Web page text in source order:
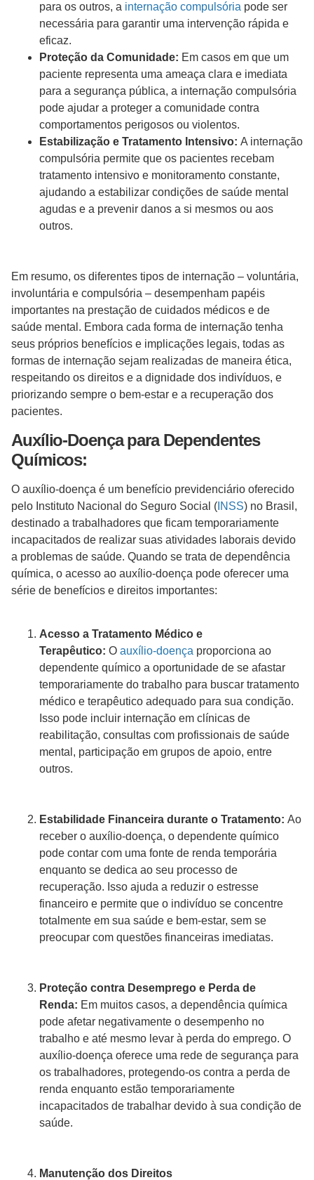
para os outros, a internação compulsória pode ser
necessária para garantir uma intervenção rápida e
eficaz.
Proteção da Comunidade: Em casos em que um
paciente representa uma ameaça clara e imediata
para a segurança pública, a internação compulsória
pode ajudar a proteger a comunidade contra
comportamentos perigosos ou violentos.
Estabilização e Tratamento Intensivo: A internação
compulsória permite que os pacientes recebam
tratamento intensivo e monitoramento constante,
ajudando a estabilizar condições de saúde mental
agudas e a prevenir danos a si mesmos ou aos
outros.
Em resumo, os diferentes tipos de internação – voluntária,
involuntária e compulsória – desempenham papéis
importantes na prestação de cuidados médicos e de
saúde mental. Embora cada forma de internação tenha
seus próprios benefícios e implicações legais, todas as
formas de internação sejam realizadas de maneira ética,
respeitando os direitos e a dignidade dos indivíduos, e
priorizando sempre o bem-estar e a recuperação dos
pacientes.
Auxílio-Doença para Dependentes
Químicos:
O auxílio-doença é um benefício previdenciário oferecido
pelo Instituto Nacional do Seguro Social ( INSS) no Brasil,
destinado a trabalhadores que ficam temporariamente
incapacitados de realizar suas atividades laborais devido
a problemas de saúde. Quando se trata de dependência
química, o acesso ao auxílio-doença pode oferecer uma
série de benefícios e direitos importantes:
Acesso a Tratamento Médico e
Terapêutico: O auxílio-doença proporciona ao
dependente químico a oportunidade de se afastar
temporariamente do trabalho para buscar tratamento
médico e terapêutico adequado para sua condição.
Isso pode incluir internação em clínicas de
reabilitação, consultas com profissionais de saúde
mental, participação em grupos de apoio, entre
outros.
Estabilidade Financeira durante o Tratamento: Ao
receber o auxílio-doença, o dependente químico
pode contar com uma fonte de renda temporária
enquanto se dedica ao seu processo de
recuperação. Isso ajuda a reduzir o estresse
financeiro e permite que o indivíduo se concentre
totalmente em sua saúde e bem-estar, sem se
preocupar com questões financeiras imediatas.
Proteção contra Desemprego e Perda de
Renda: Em muitos casos, a dependência química
pode afetar negativamente o desempenho no
trabalho e até mesmo levar à perda do emprego. O
auxílio-doença oferece uma rede de segurança para
os trabalhadores, protegendo-os contra a perda de
renda enquanto estão temporariamente
incapacitados de trabalhar devido à sua condição de
saúde.
Manutenção dos Direitos